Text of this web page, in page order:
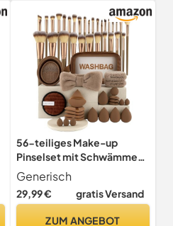
Brush Lidschatten Kit
Makeup Pinsel Tools
56-teiliges Make-up
Pinselset mit Schwämmen,
Stirnband & Tasche – Profi-
Qualität
Generisch
29,99 € gratis Versand
ZUM ANGEBOT